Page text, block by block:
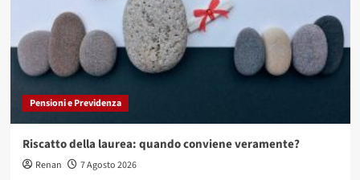
Pensioni e Previdenza
Riscatto della laurea: quando conviene veramente?
Renan 7 Agosto 2026